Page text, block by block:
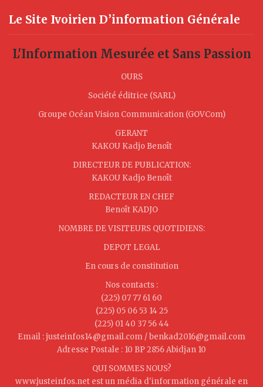
Le Site Ivoirien D’information Générale
L'Information Mesurée et Sans Passion
OURS
Société éditrice (SARL)
Groupe Océan Vision Communication (GOVCom)
GERANT
KAKOU Kadjo Benoît
DIRECTEUR DE PUBLICATION:
KAKOU Kadjo Benoît
REDACTEUR EN CHEF
Benoît KADJO
NOMBRE DE VISITEURS QUOTIDIENS:
DEPOT LEGAL
En cours de constitution
Nos contacts :
(225) 07 77 61 60
(225) 05 06 53 14 25
(225) 01 40 37 56 44
Email : justeinfos14@gmail.com / benkad2016@gmail.com
Adresse Postale : 10 BP 2856 Abidjan 10
QUI SOMMES NOUS?
www.justeinfos.net est un média d'information générale en